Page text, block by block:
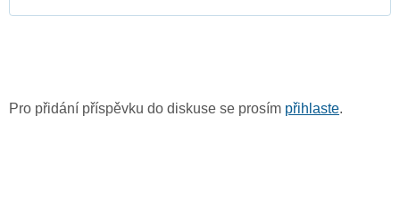
Pro přidání příspěvku do diskuse se prosím přihlaste.